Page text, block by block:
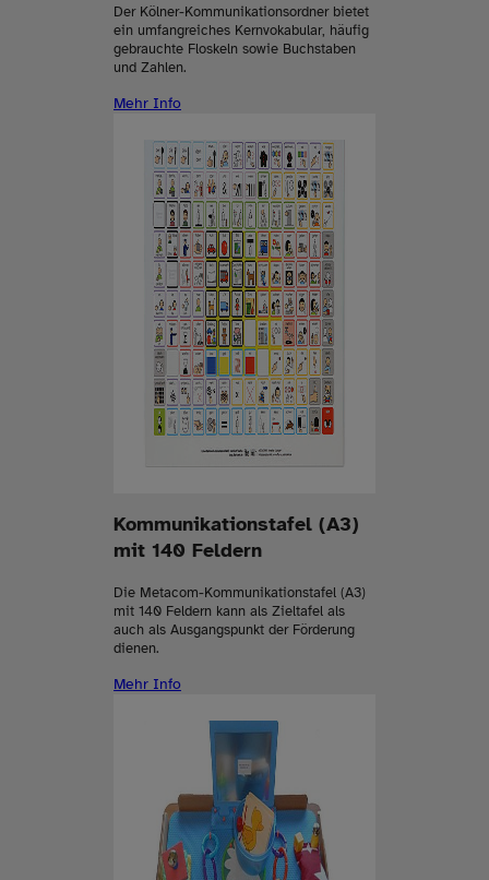
Der Kölner-Kommunikationsordner bietet
ein umfangreiches Kernvokabular, häufig
gebrauchte Floskeln sowie Buchstaben
und Zahlen.
Mehr Info
Kommunikationstafel (A3)
mit 140 Feldern
Die Metacom-Kommunikationstafel (A3)
mit 140 Feldern kann als Zieltafel als
auch als Ausgangspunkt der Förderung
dienen.
Mehr Info